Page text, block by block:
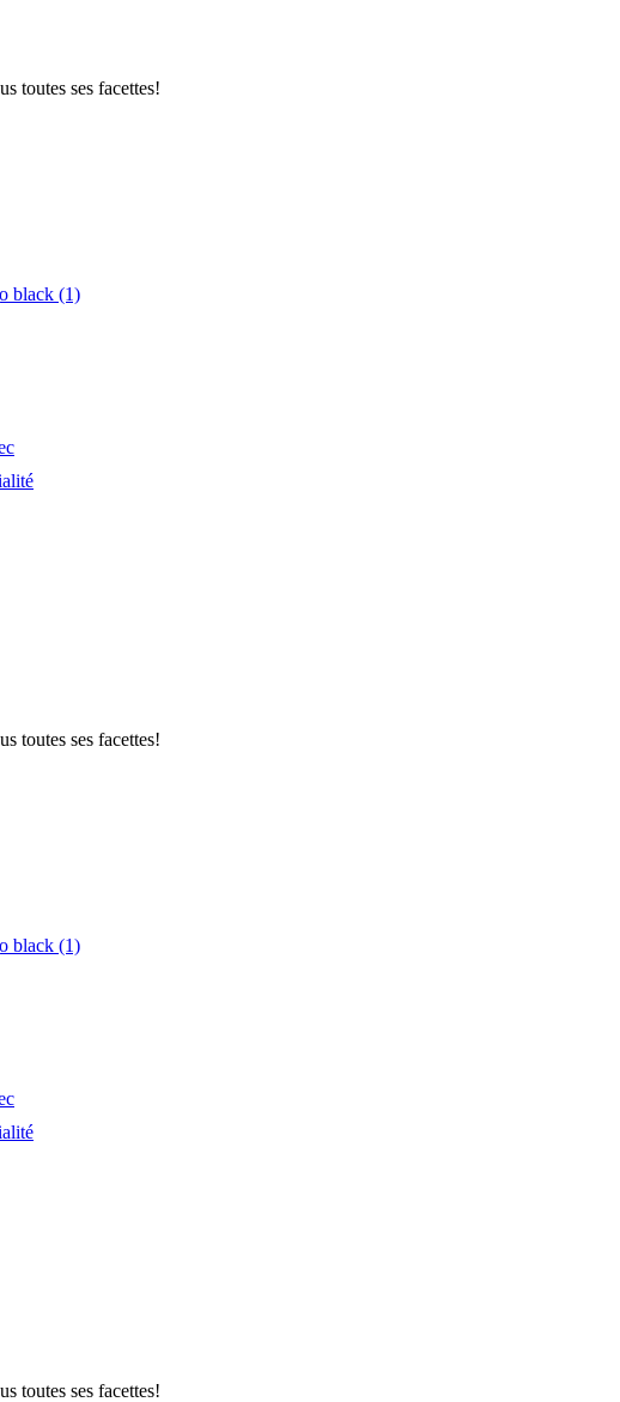
toutes ses facettes!
toutes ses facettes!
toutes ses facettes!